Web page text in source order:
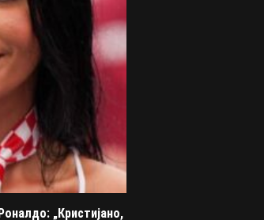
„Кристијано,